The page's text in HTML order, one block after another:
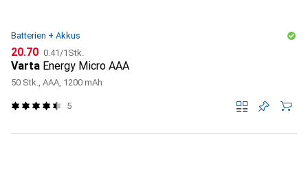
Batterien + Akkus
CHF
20.70 CHF
0.41 /1Stk.
Varta Energy Micro AAA
50 Stk., AAA, 1200 mAh
5